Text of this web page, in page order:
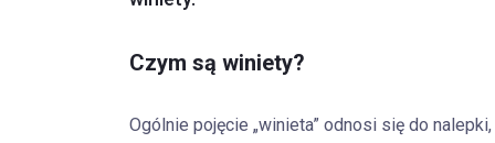
Czym są winiety?
Ogólnie pojęcie „winieta” odnosi się do